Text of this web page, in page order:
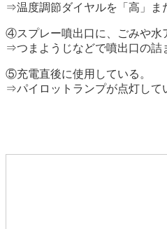
⇒温度調節ダイヤルを「高」ま
④スプレー噴出口に、ごみや水
⇒つまようじなどで噴出口の詰
⑤充電直後に使用している。
⇒パイロットランプが点灯して